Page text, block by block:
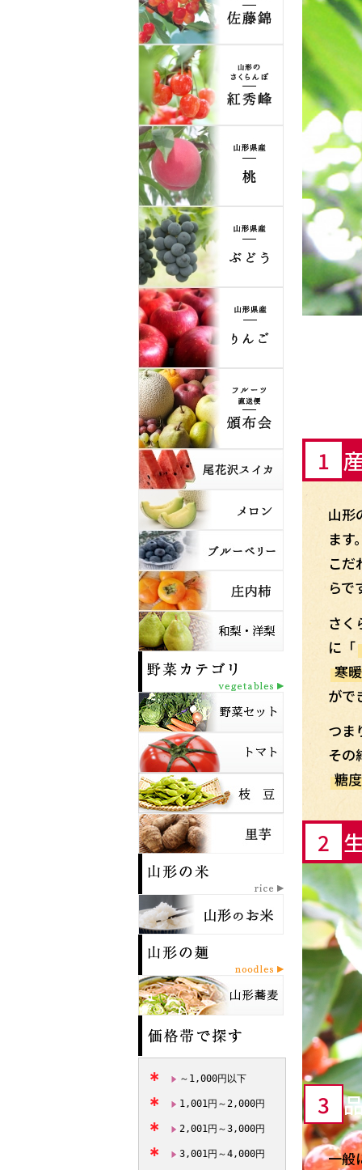
～1,000円以下
1,001円～2,000円
2,001円～3,000円
3,001円～4,000円
1
山形
ます
こだ
らで
さく
に「
寒
がで
つま
その
糖
2
3
一般